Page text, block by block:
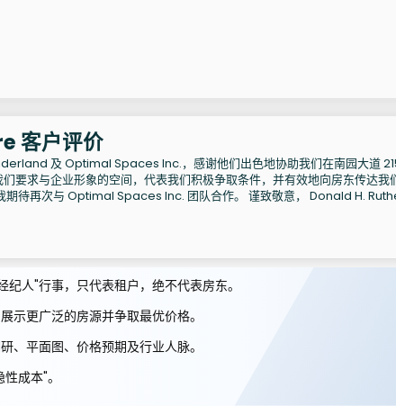
客户评价
及 Optimal Spaces Inc.，感谢他们出色地协助我们在南园大道
要求与企业形象的空间，代表我们积极争取条件，并有效地向房东传达我
期待再次与 Optimal Spaces Inc. 团队合作。 谨致敬意， Donald H.
人"行事，只代表租户，绝不代表房东。
示更广泛的房源并争取最优价格。
、平面图、价格预期及行业人脉。
成本"。